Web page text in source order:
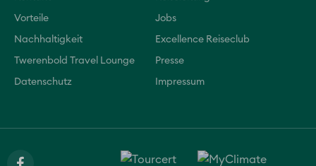
Vorteile Jobs
Nachhaltigkeit Excellence Reiseclub
Twerenbold Travel Lounge Presse
Datenschutz Impressum